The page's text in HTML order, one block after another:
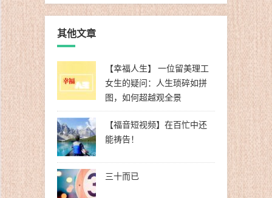
其他文章
【幸福人生】 一位留美理工
女生的疑问：人生琐碎如拼
图，如何超越观全景
【福音短视频】在百忙中还
能祷告！
三十而已